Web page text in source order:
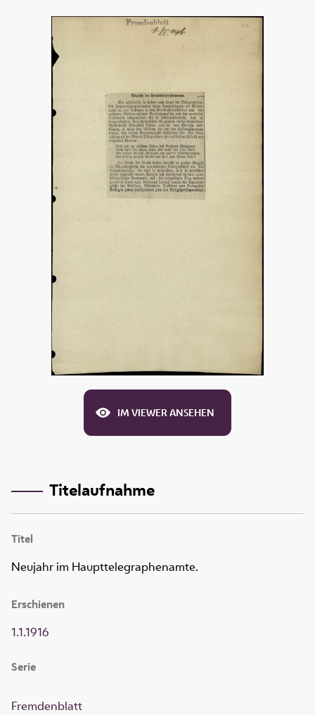
IM VIEWER ANSEHEN
Titelaufnahme
Titel
Neujahr im Haupttelegraphenamte.
Erschienen
1.1.1916
Serie
Fremdenblatt